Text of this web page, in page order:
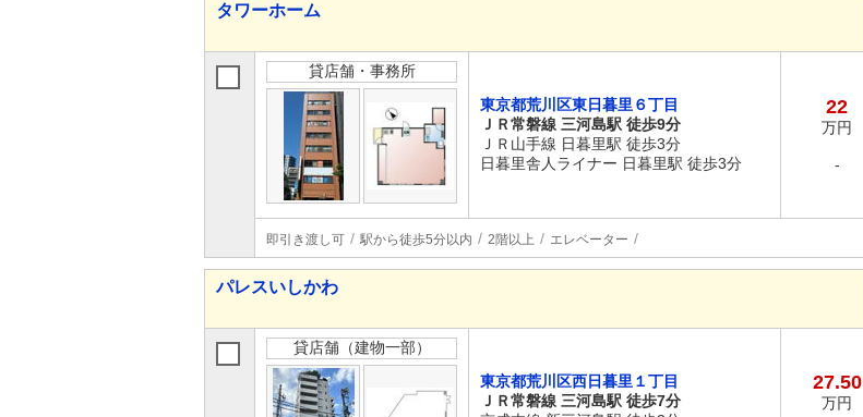
タワーホーム
貸店舗・事務所
東京都荒川区東日暮里６丁目
ＪＲ常磐線 三河島駅 徒歩9分
ＪＲ山手線 日暮里駅 徒歩3分
日暮里舎人ライナー 日暮里駅 徒歩3分
22
万円
-
即引き渡し可 駅から徒歩5分以内 2階以上 エレベーター
パレスいしかわ
貸店舗（建物一部）
東京都荒川区西日暮里１丁目
ＪＲ常磐線 三河島駅 徒歩7分
27.50
万円